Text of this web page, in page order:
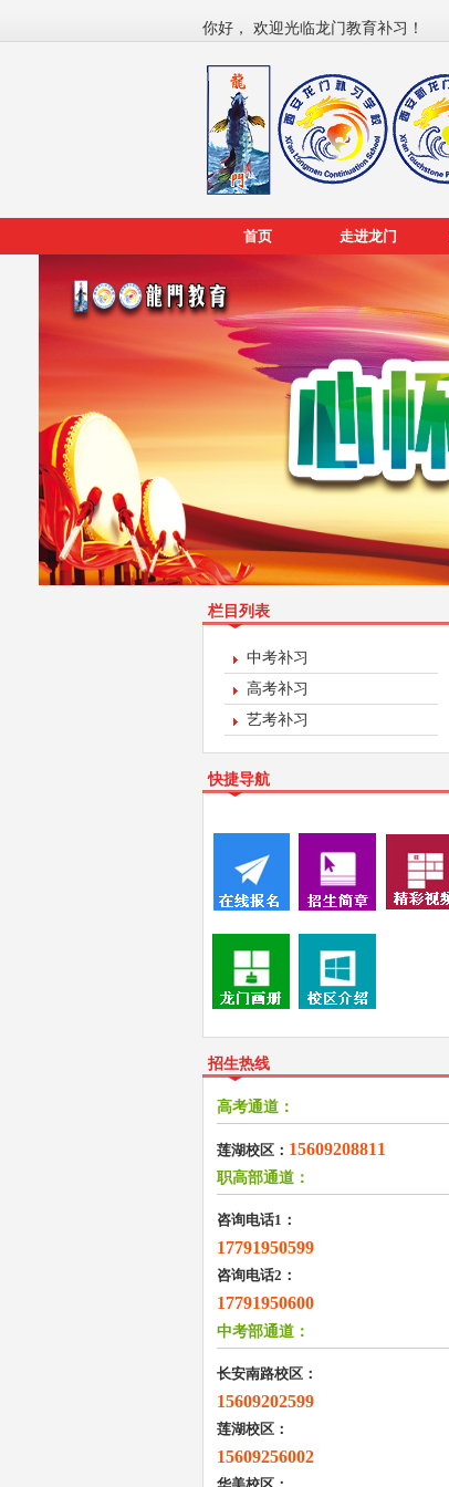
你好， 欢迎光临龙门教育补习！
首页 走进龙门
栏目列表
中考补习
高考补习
艺考补习
快捷导航
招生热线
高考通道：
莲湖校区： 15609208811
职高部通道：
咨询电话1：
17791950599
咨询电话2：
17791950600
中考部通道：
长安南路校区：
15609202599
莲湖校区：
15609256002